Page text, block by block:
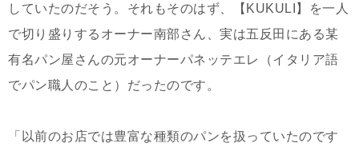
していたのだそう。それもそのはず、【KUKULI】を一人
で切り盛りするオーナー南部さん、実は五反田にある某
有名パン屋さんの元オーナーパネッテエレ（イタリア語
でパン職人のこと）だったのです。
「以前のお店では豊富な種類のパンを扱っていたのです